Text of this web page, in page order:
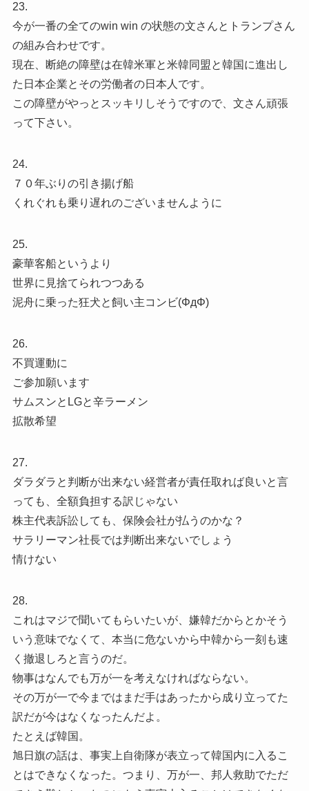
23.
今が一番の全てのwin win の状態の文さんとトランプさん
の組み合わせです。
現在、断絶の障壁は在韓米軍と米韓同盟と韓国に進出し
た日本企業とその労働者の日本人です。
この障壁がやっとスッキリしそうですので、文さん頑張
って下さい。
24.
７０年ぶりの引き揚げ船
くれぐれも乗り遅れのございませんように
25.
豪華客船というより
世界に見捨てられつつある
泥舟に乗った狂犬と飼い主コンビ(ΦдΦ)
26.
不買運動に
ご参加願います
サムスンとLGと辛ラーメン
拡散希望
27.
ダラダラと判断が出来ない経営者が責任取れば良いと言
っても、全額負担する訳じゃない
株主代表訴訟しても、保険会社が払うのかな？
サラリーマン社長では判断出来ないでしょう
情けない
28.
これはマジで聞いてもらいたいが、嫌韓だからとかそう
いう意味でなくて、本当に危ないから中韓から一刻も速
く撤退しろと言うのだ。
物事はなんでも万が一を考えなければならない。
その万が一で今まではまだ手はあったから成り立ってた
訳だが今はなくなったんだよ。
たとえば韓国。
旭日旗の話は、事実上自衛隊が表立って韓国内に入るこ
とはできなくなった。つまり、万が一、邦人救助でただ